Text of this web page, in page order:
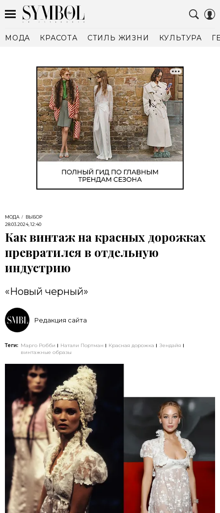
МОДА КРАСОТА СТИЛЬ ЖИЗНИ КУЛЬТУРА
МОДА
ВЫБОР
28.03.2024, 12:40
Как винтаж на красных дорожках
превратился в отдельную
индустрию
«Новый черный»
Редакция сайта
Теги: Марго Робби Натали Портман Красная дорожка
Зендайя
винтажные образы